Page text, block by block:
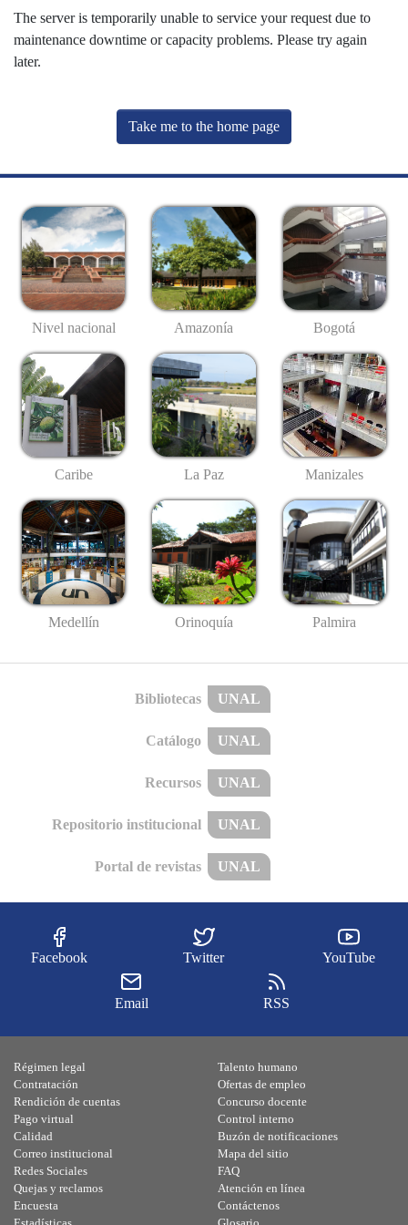
The server is temporarily unable to service your request due to
maintenance downtime or capacity problems. Please try again
later.
Take me to the home page
Nivel nacional Amazonía Bogotá
Caribe La Paz Manizales
Medellín Orinoquía Palmira
Bibliotecas UNAL
Catálogo UNAL
Recursos UNAL
Repositorio institucional UNAL
Portal de revistas UNAL
Facebook Twitter YouTube
Email RSS
Régimen legal
Contratación
Rendición de cuentas
Pago virtual
Calidad
Talento humano
Ofertas de empleo
Concurso docente
Control interno
Buzón de notificaciones
Correo institucional
Redes Sociales
Quejas y reclamos
Encuesta
Mapa del sitio
FAQ
Atención en línea
Contáctenos